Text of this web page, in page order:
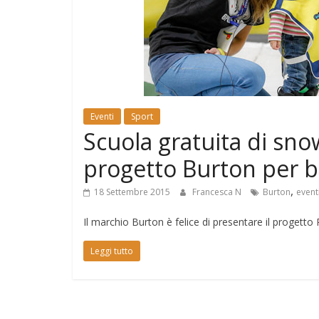
Eventi Sport
Scuola gratuita di
progetto Burton per
18 Settembre 2015 Francesca N Burton, eventi
Il marchio Burton è felice di presentare il progetto
Leggi tutto